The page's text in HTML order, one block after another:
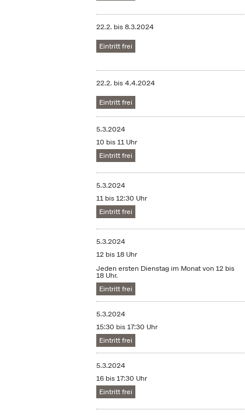
22.2. bis8.3.2024
Eintritt frei
22.2. bis4.4.2024
Eintritt frei
5.3.2024
10 bis 11 Uhr
Eintritt frei
5.3.2024
11 bis 12:30 Uhr
Eintritt frei
5.3.2024
12 bis 18 Uhr
Jeden ersten Dienstag im Monat von 12 bis
18 Uhr.
Eintritt frei
5.3.2024
15:30 bis 17:30 Uhr
Eintritt frei
5.3.2024
16 bis 17:30 Uhr
Eintritt frei